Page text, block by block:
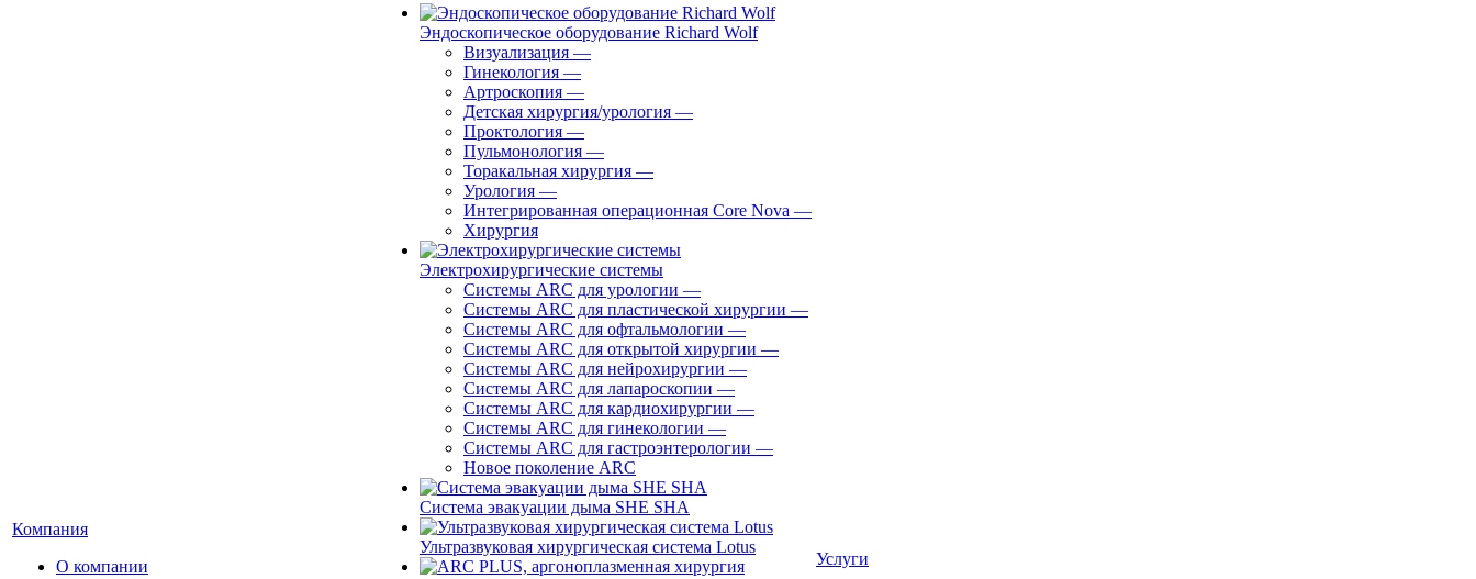
Компания
О компании
Эндоскопическое оборудование Richard Wolf
Визуализация —
Гинекология —
Артроскопия —
Детская хирургия/урология —
Проктология —
Пульмонология —
Торакальная хирургия —
Урология —
Интегрированная операционная Core Nova —
Хирургия
Электрохирургические системы
Системы ARC для урологии —
Системы ARC для пластической хирургии —
Системы ARC для офтальмологии —
Системы ARC для открытой хирургии —
Системы ARC для нейрохирургии —
Системы ARC для лапароскопии —
Системы ARC для кардиохирургии —
Системы ARC для гинекологии —
Системы ARC для гастроэнтерологии —
Новое поколение ARC
Система эвакуации дыма SHE SHA
Ультразвуковая хирургическая система Lotus
Услуги